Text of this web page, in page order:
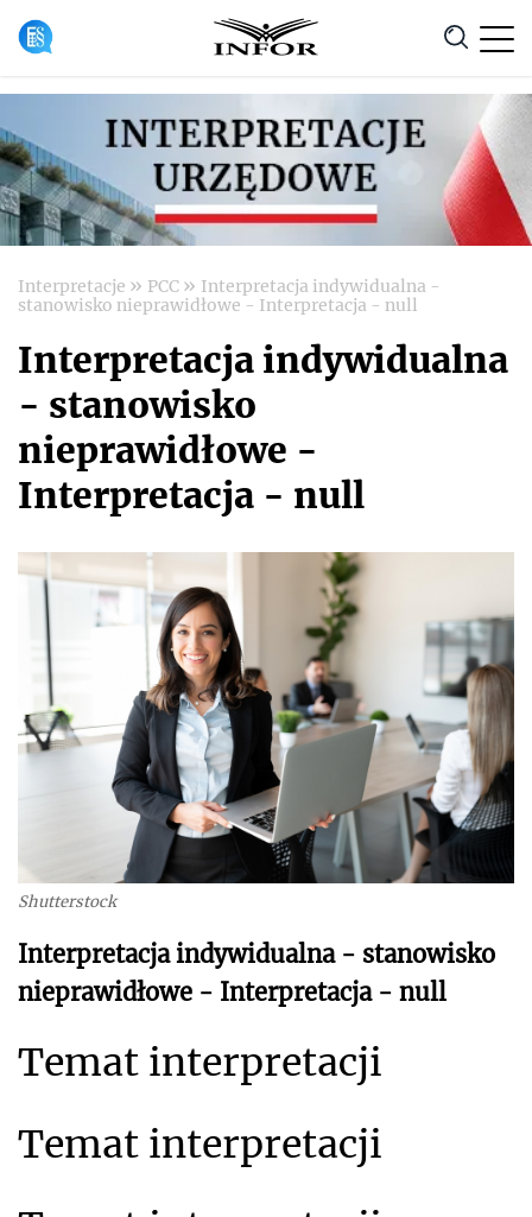
Anuluj
Interpretacje » PCC » Interpretacja indywidualna -
stanowisko nieprawidłowe - Interpretacja - null
Interpretacja indywidualna
- stanowisko
nieprawidłowe -
Interpretacja - null
Shutterstock
Interpretacja indywidualna - stanowisko
nieprawidłowe - Interpretacja - null
Temat interpretacji
Temat interpretacji